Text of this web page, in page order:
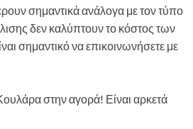
σημαντικά ανάλογα με τον τύπο
δεν καλύπτουν το κόστος των
σημαντικό να επικοινωνήσετε με
στην αγορά! Είναι αρκετά